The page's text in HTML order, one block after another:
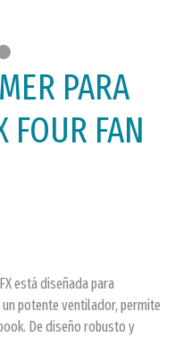
PARA
FOUR FAN
está diseñada para
potente ventilador, permite
De diseño robusto y